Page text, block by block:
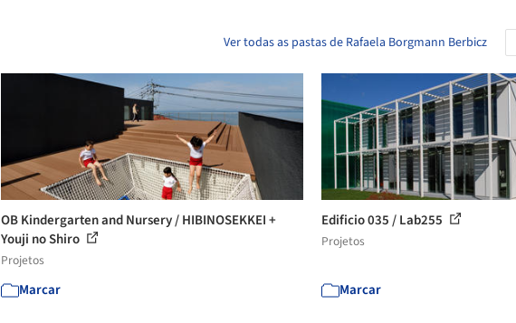
Ver todas as pastas de Rafaela Borgmann Berbicz
OB Kindergarten and Nursery / HIBINOSEKKEI +
Youji no Shiro
Projetos
Marcar
Edificio 035 / Lab255
Projetos
Marcar